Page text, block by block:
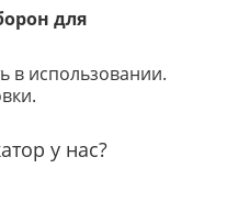
для
в использовании.
у нас?